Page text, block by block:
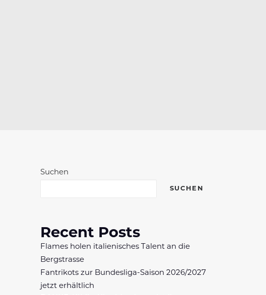
Suchen
SUCHEN
Recent Posts
Flames holen italienisches Talent an die
Bergstrasse
Fantrikots zur Bundesliga-Saison 2026/2027
jetzt erhältlich